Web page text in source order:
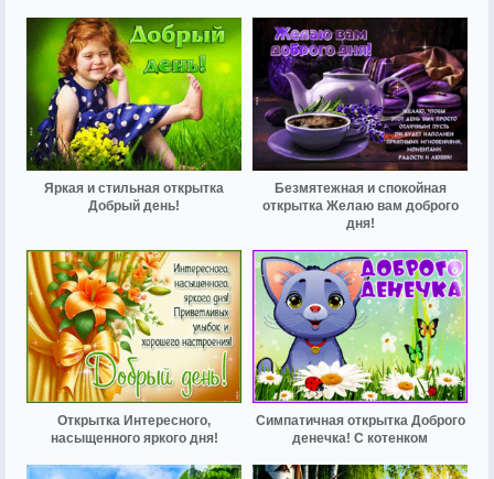
Яркая и стильная открытка
Добрый день!
Безмятежная и спокойная
открытка Желаю вам доброго
дня!
Открытка Интересного,
насыщенного яркого дня!
Симпатичная открытка Доброго
денечка! С котенком